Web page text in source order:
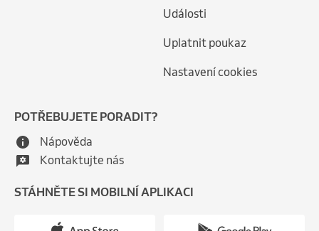
Události
Uplatnit poukaz
Nastavení cookies
POTŘEBUJETE PORADIT?
Nápověda
Kontaktujte nás
STÁHNĚTE SI MOBILNÍ APLIKACI